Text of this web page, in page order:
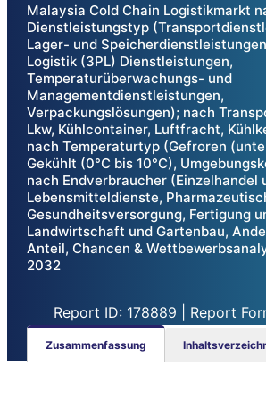
Malaysia Cold Chain Logistikmarkt
Dienstleistungstyp
Lager- und
Logistik (3PL) Dienstleistungen,
Temperaturüberwachungs- und
Managementdienstleistungen,
Verpackungslösungen); nach
Lkw, Kühlcontainer, Luftfracht,
nach Temperaturtyp (Gefroren
Gekühlt (0°C bis 10°C),
nach Endverbraucher (Einzelhandel
Lebensmitteldienste,
Gesundheitsversorgung, Fertigung
Landwirtschaft und Gartenbau,
Anteil, Chancen &
2032
Report ID: 178889 | Report
Zusammenfassung